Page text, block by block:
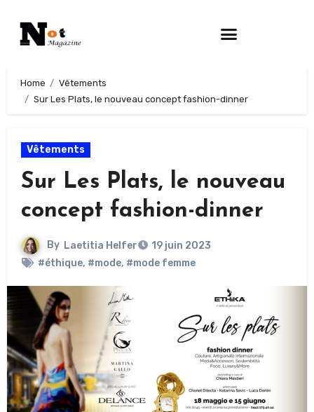
Home
Vêtements
Sur Les Plats, le nouveau concept fashion-dinner
Vêtements
Sur Les Plats, le nouveau
concept fashion-dinner
By Laetitia Helfer
19 juin 2023
#éthique, #mode, #mode femme